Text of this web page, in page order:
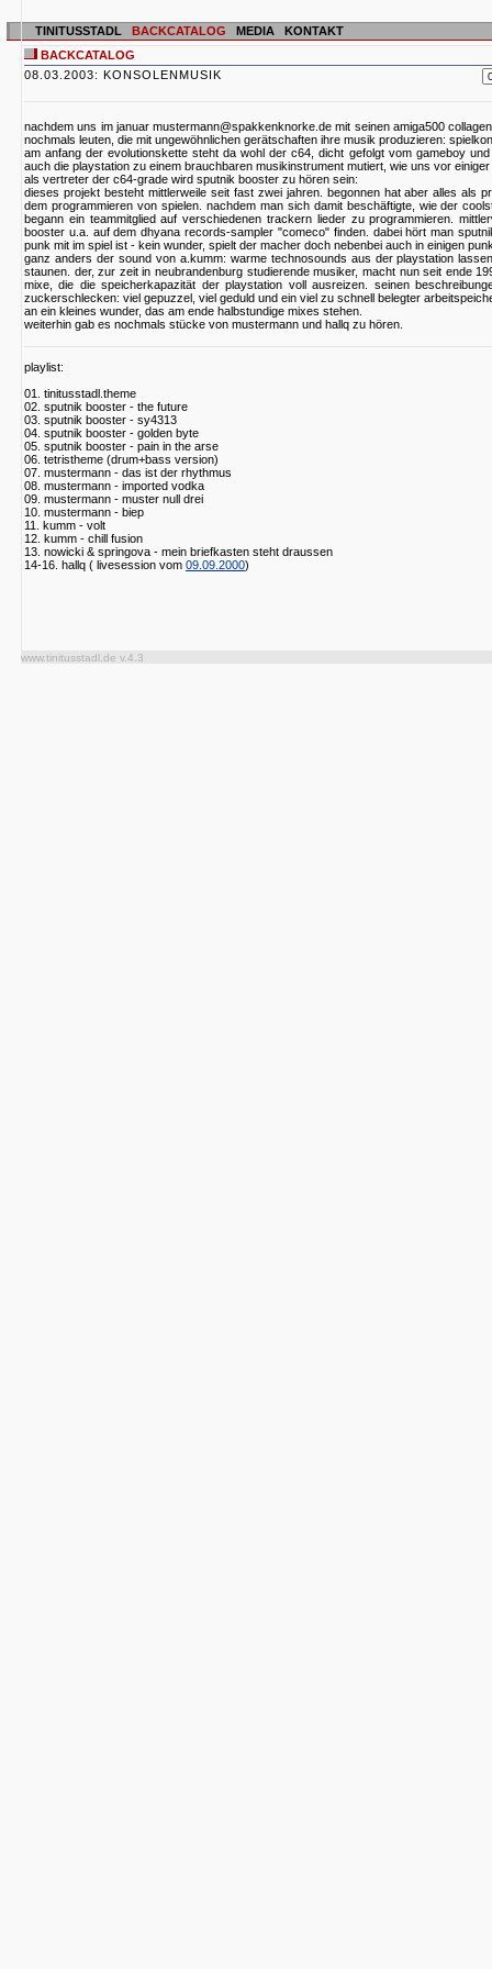
TINITUSSTADL BACKCATALOG MEDIA
KONTAKT
BACKCATALOG
08.03.2003: KONSOLENMUSIK
nachdem uns im januar mustermann@spakkenknorke.de mit seinen amiga500
nochmals leuten, die mit ungewöhnlichen gerätschaften ihre musik produzieren:
am anfang der evolutionskette steht da wohl der c64, dicht gefolgt vom gameboy
auch die playstation zu einem brauchbaren musikinstrument mutiert, wie uns vor
als vertreter der c64-grade wird sputnik booster zu hören sein:
dieses projekt besteht mittlerweile seit fast zwei jahren. begonnen hat aber alles als
dem programmieren von spielen. nachdem man sich damit beschäftigte, wie der
begann ein teammitglied auf verschiedenen trackern lieder zu programmieren.
booster u.a. auf dem dhyana records-sampler "comeco" finden. dabei hört man
punk mit im spiel ist - kein wunder, spielt der macher doch nebenbei auch in einigen
ganz anders der sound von a.kumm: warme technosounds aus der playstation
staunen. der, zur zeit in neubrandenburg studierende musiker, macht nun seit ende
mixe, die die speicherkapazität der playstation voll ausreizen. seinen
zuckerschlecken: viel gepuzzel, viel geduld und ein viel zu schnell belegter
an ein kleines wunder, das am ende halbstundige mixes stehen.
weiterhin gab es nochmals stücke von mustermann und hallq zu hören.
playlist:
01. tinitusstadl.theme
02. sputnik booster - the future
03. sputnik booster - sy4313
04. sputnik booster - golden byte
05. sputnik booster - pain in the arse
06. tetristheme (drum+bass version)
07. mustermann - das ist der rhythmus
08. mustermann - imported vodka
09. mustermann - muster null drei
10. mustermann - biep
11. kumm - volt
12. kumm - chill fusion
13. nowicki & springova - mein briefkasten steht draussen
14-16. hallq ( livesession vom 09.09.2000)
www.tinitusstadl.de v.4.3